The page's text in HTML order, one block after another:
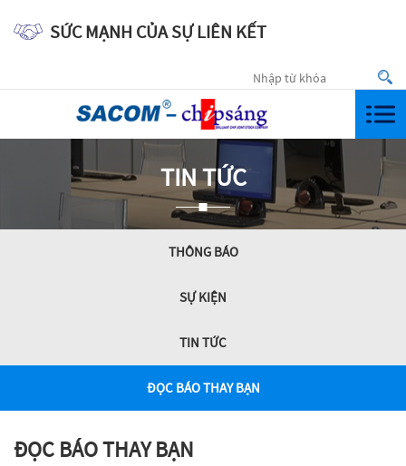
SỨC MẠNH CỦA SỰ LIÊN KẾT
TIN TỨC
THÔNG BÁO
SỰ KIỆN
TIN TỨC
ĐỌC BÁO THAY BẠN
ĐỌC BÁO THAY BẠN